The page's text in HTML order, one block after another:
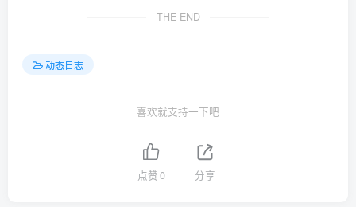
THE END
动态日志
喜欢就支持一下吧
点赞0 分享